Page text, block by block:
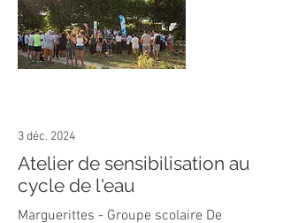
3 déc. 2024
Atelier de sensibilisation au
cycle de l'eau
Marguerittes - Groupe scolaire De